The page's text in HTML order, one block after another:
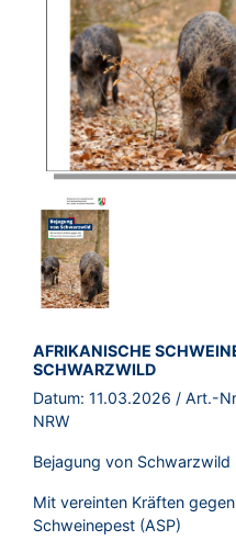
BROSCHÜRE:
AFRIKANISCHE
SCHWARZWILD
Datum: 11.03.2026 / Art.-
NRW
Bejagung von Schwarzwild
Mit vereinten Kräften
Schweinepest (ASP)